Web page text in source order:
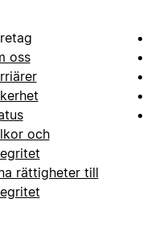
oss
och
rättigheter till